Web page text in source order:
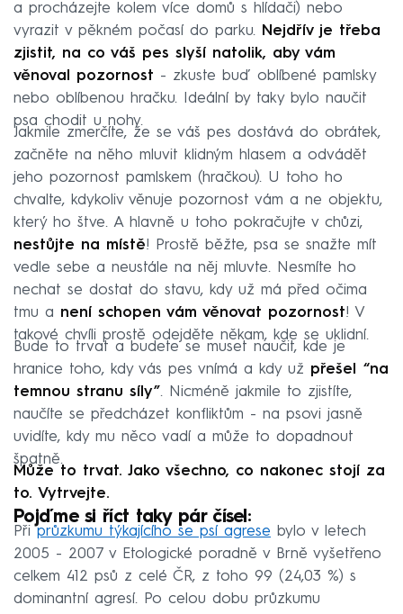
a procházejte kolem více domů s hlídači) nebo
vyrazit v pěkném počasí do parku. Nejdřív je třeba
zjistit, na co váš pes slyší natolik, aby vám
věnoval pozornost - zkuste buď oblíbené pamlsky
nebo oblíbenou hračku. Ideální by taky bylo naučit
psa chodit u nohy.
Jakmile zmerčíte, že se váš pes dostává do obrátek,
začněte na něho mluvit klidným hlasem a odvádět
jeho pozornost pamlskem (hračkou). U toho ho
chvalte, kdykoliv věnuje pozornost vám a ne objektu,
který ho štve. A hlavně u toho pokračujte v chůzi,
nestůjte na místě! Prostě běžte, psa se snažte mít
vedle sebe a neustále na něj mluvte. Nesmíte ho
nechat se dostat do stavu, kdy už má před očima
tmu a není schopen vám věnovat pozornost! V
takové chvíli prostě odejděte někam, kde se uklidní.
Bude to trvat a budete se muset naučit, kde je
hranice toho, kdy vás pes vnímá a kdy už přešel “na
temnou stranu síly”. Nicméně jakmile to zjistíte,
naučíte se předcházet konfliktům - na psovi jasně
uvidíte, kdy mu něco vadí a může to dopadnout
špatně.
Může to trvat. Jako všechno, co nakonec stojí za
to. Vytrvejte.
Pojďme si říct taky pár čísel:
Připrůzkumu týkajícího se psí agrese bylo v letech
2005 - 2007 v Etologické poradně v Brně vyšetřeno
celkem 412 psů z celé ČR, z toho 99 (24,03 %) s
dominantní agresí. Po celou dobu průzkumu